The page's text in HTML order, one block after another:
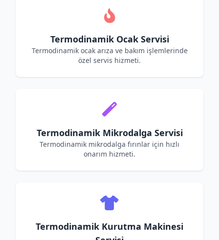
Termodinamik Ocak Servisi
Termodinamik ocak arıza ve bakım işlemlerinde
özel servis hizmeti.
Termodinamik Mikrodalga Servisi
Termodinamik mikrodalga fırınlar için hızlı
onarım hizmeti.
Termodinamik Kurutma Makinesi